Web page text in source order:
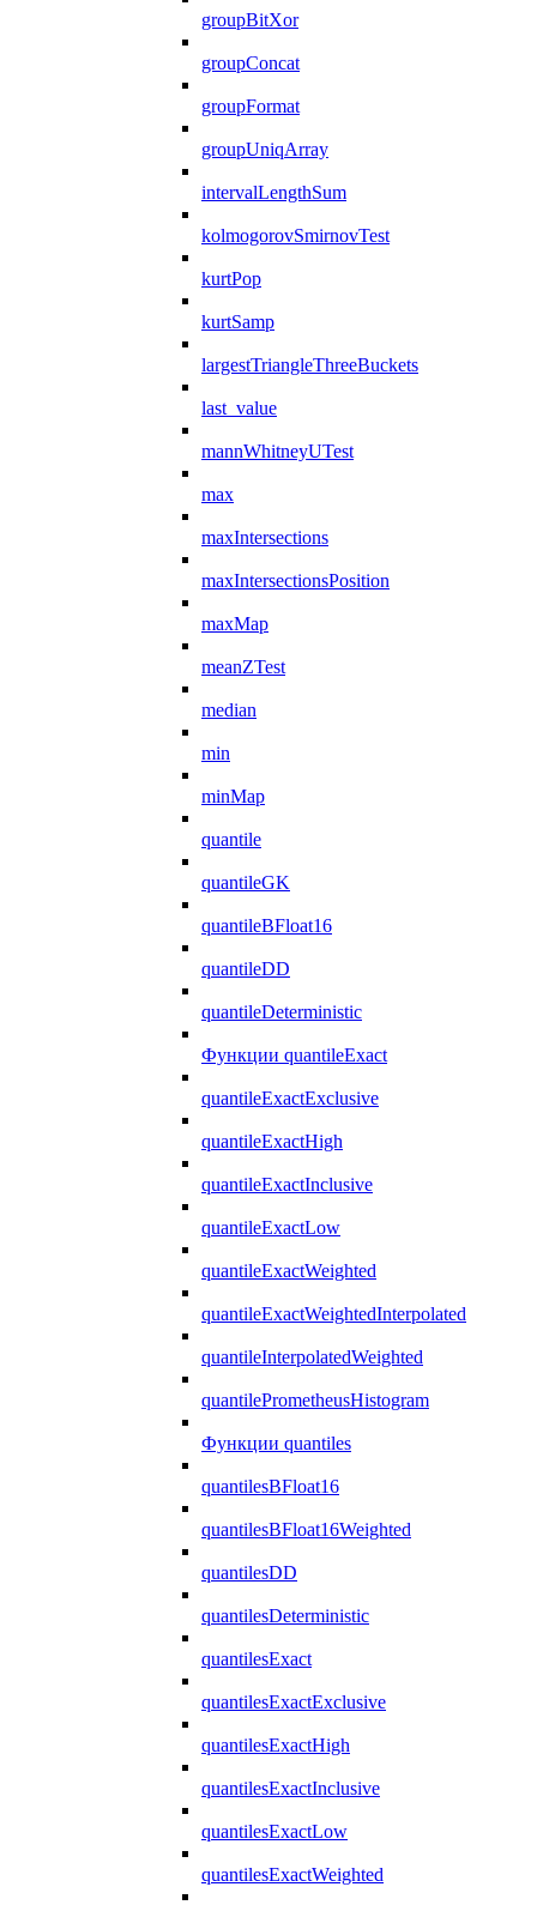
groupBitXor
groupConcat
groupFormat
groupUniqArray
intervalLengthSum
kolmogorovSmirnovTest
kurtPop
kurtSamp
largestTriangleThreeBuckets
last_value
mannWhitneyUTest
max
maxIntersections
maxIntersectionsPosition
maxMap
meanZTest
median
min
minMap
quantile
quantileGK
quantileBFloat16
quantileDD
quantileDeterministic
Функции quantileExact
quantileExactExclusive
quantileExactHigh
quantileExactInclusive
quantileExactLow
quantileExactWeighted
quantileExactWeightedInterpolated
quantileInterpolatedWeighted
quantilePrometheusHistogram
Функции quantiles
quantilesBFloat16
quantilesBFloat16Weighted
quantilesDD
quantilesDeterministic
quantilesExact
quantilesExactExclusive
quantilesExactHigh
quantilesExactInclusive
quantilesExactLow
quantilesExactWeighted